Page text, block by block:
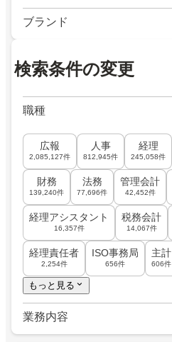
ブランド
検索条件の変更
職種
広報
2,085,127件
人事
812,945件
経理
245,058件
財務
139,240件
法務
77,696件
管理会計
42,452件
経理アシスタント
16,357件
税務会計
14,067件
経理責任者
2,254件
ISO事務局
656件
主計
606件
もっと見る
業務内容